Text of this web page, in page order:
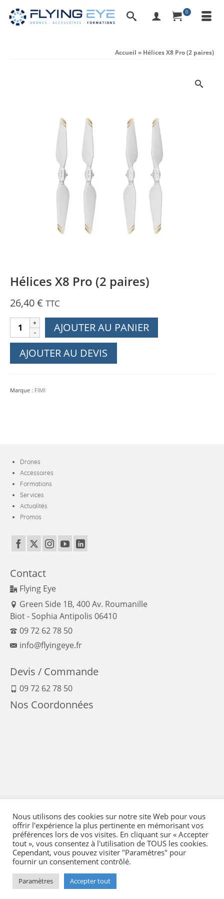
0
Accueil » Hélices X8 Pro (2 paires)
Hélices X8 Pro (2 paires)
26,40€ TTC
quantité
de
Hélices
paires)
AJOUTER AU PANIER
AJOUTER AU DEVIS
Marque : FIMI
Drones
Accessoires
Formations
Services
Actualités
Promos
Contact
Flying Eye
Green Side 1B, 400 Av. Roumanille
Biot - Sophia Antipolis 06410
09 72 62 78 50
info@flyingeye.fr
Devis / Commande
09 72 62 78 50
Nos Coordonnées
Mentions Légales-Conditions générales de vente
-Politique qualité- Moyens de paiement-
Réglementation- Plan du site- © 2026 Flying Eye
Nous utilisons des cookies sur notre site Web pour vous
offrir l'expérience la plus pertinente en mémorisant vos
préférences lors de vos visites. En cliquant sur « Accepter
tout », vous consentez à l'utilisation de TOUS les cookies.
Cependant, vous pouvez visiter "Paramètres" pour
fournir un consentement contrôlé.
Paramètres Accepter tout